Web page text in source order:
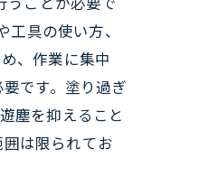
具の使い方、
、作業に集中
です。塗り過ぎ
塵を抑えること
は限られてお